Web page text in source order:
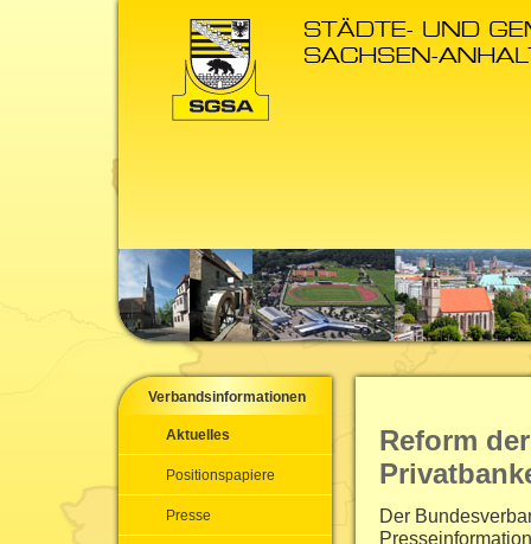
Verbandsinformationen
Aktuelles
Positionspapiere
Presse
Reform
Der